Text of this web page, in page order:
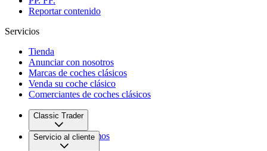
Reportar contenido
Servicios
Tienda
Anunciar con nosotros
Marcas de coches clásicos
Venda su coche clásico
Comerciantes de coches clásicos
Classic Trader
Quiénes somos
Empleo
Servicio al cliente